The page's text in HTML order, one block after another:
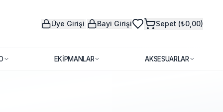
Üye Girişi Bayi Girişi Sepet (₺0,00)
EKIPMANLAR AKSESUARLAR